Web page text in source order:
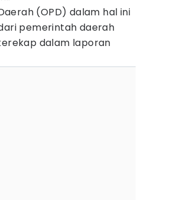
(OPD) dalam hal ini
pemerintah daerah
dalam laporan